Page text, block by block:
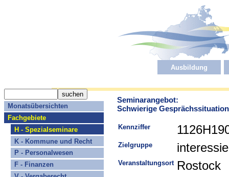
Ausbildung
Monatsübersichten
Fachgebiete
H - Spezialseminare
K - Kommune und Recht
P - Personalwesen
F - Finanzen
Seminarangebot:
Schwierige
Kennziffer
Zielgruppe
Veranstaltungsort Rostock